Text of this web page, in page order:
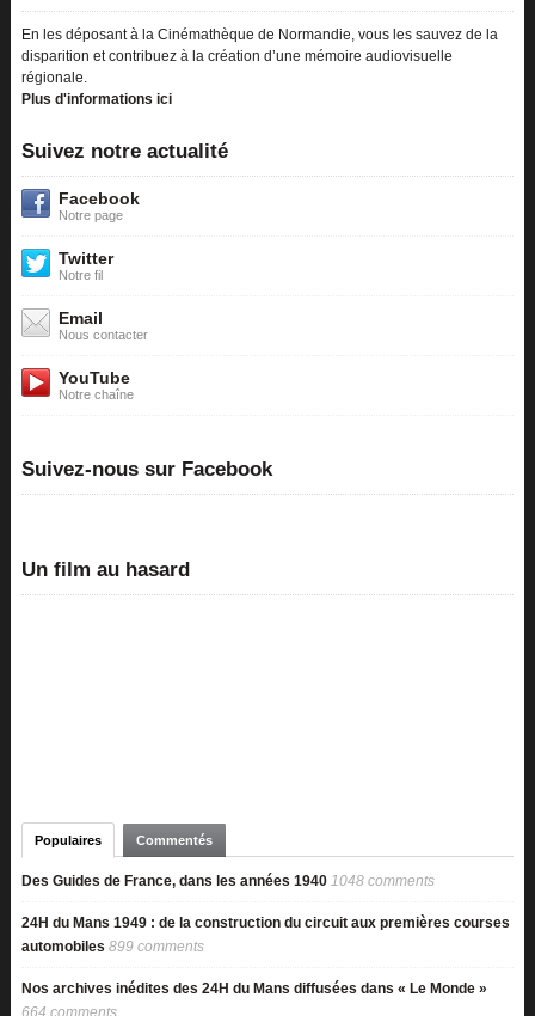
En les déposant à la Cinémathèque de Normandie, vous les sauvez de la
disparition et contribuez à la création d’une mémoire audiovisuelle
régionale.
Plus d'informations ici
Suivez notre actualité
Facebook
Notre page
Twitter
Notre fil
Email
Nous contacter
YouTube
Notre chaîne
Suivez-nous sur Facebook
Un film au hasard
Populaires Commentés
Des Guides de France, dans les années 1940 1048 comments
24H du Mans 1949 : de la construction du circuit aux premières courses
automobiles 899 comments
Nos archives inédites des 24H du Mans diffusées dans « Le Monde »
664 comments